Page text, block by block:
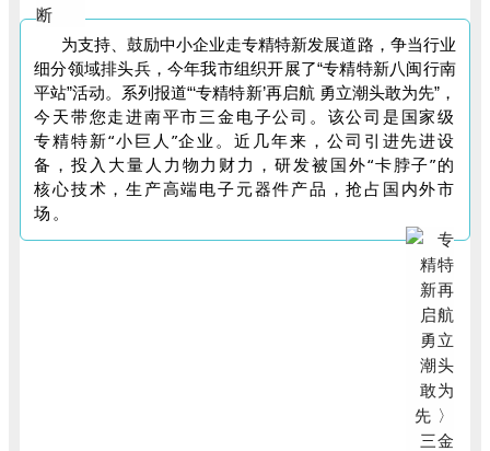
为支持、鼓励中小企业走专精特新发展道路，争当行业
细分领域排头兵，今年我市组织开展了“专精特新八闽行南
平站”活动。系列报道“‘专精特新’再启航 勇立潮头敢为先”，
今天带您走进南平市三金电子公司。该公司是国家级
专精特新“小巨人”企业。近几年来，公司引进先进设
备，投入大量人力物力财力，研发被国外“卡脖子”的
核心技术，生产高端电子元器件产品，抢占国内外市
场。